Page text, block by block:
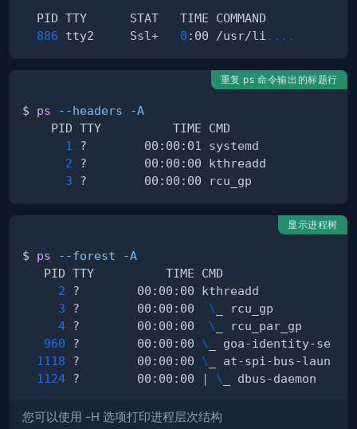
886 tty2     Ssl+ 0 :00 /usr/li .. ..
重复 ps 命令输出的标题行
$ ps --headers
-A
1
2
3
显示进程树
$ ps --forest
-A
2
3 ?        00:00:00 \
4 ?        00:00:00 \
960 ?        00:00:00 \
1118 ?        00:00:00 \
1124 ?        00:00:00 | \
您可以使用 -H 选项打印进程层次结构